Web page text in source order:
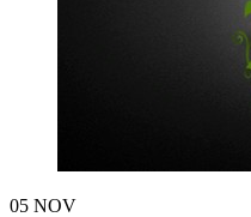
05 NOV